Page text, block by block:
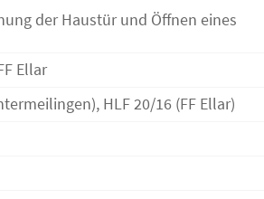
der Haustür und Öffnen eines
Ellar
HLF 20/16 (FF Ellar)